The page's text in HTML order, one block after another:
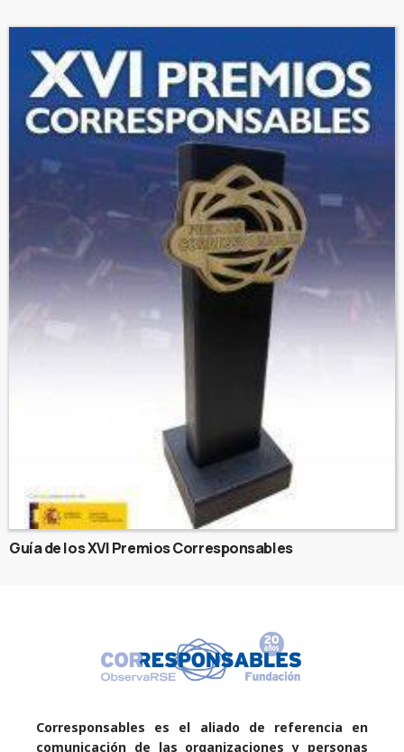
Guía de los XVI Premios Corresponsables
Corresponsables es el aliado de referencia en
comunicación de las organizaciones y personas